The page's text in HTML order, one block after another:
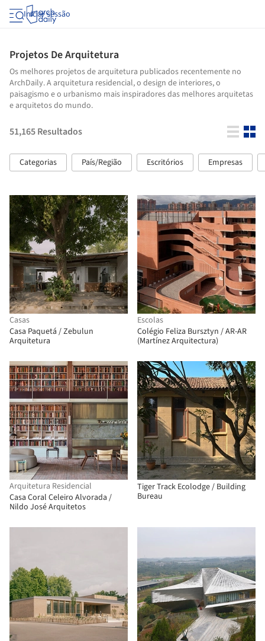
Iniciar sessão
Projetos De Arquitetura
Os melhores projetos de arquitetura publicados recentemente no
ArchDaily. A arquitetura residencial, o design de interiores, o
paisagismo e o urbanismo mais inspiradores das melhores arquitetas
e arquitetos do mundo.
51,165Resultados
Categorias País/Região Escritórios Empresas
Casas
Casa Paquetá / Zebulun
Arquitetura
Escolas
Colégio Feliza Bursztyn / AR-AR
(Martínez Arquitectura)
Arquitetura Residencial
Casa Coral Celeiro Alvorada /
Nildo José Arquitetos
Tiger Track Ecolodge / Building
Bureau